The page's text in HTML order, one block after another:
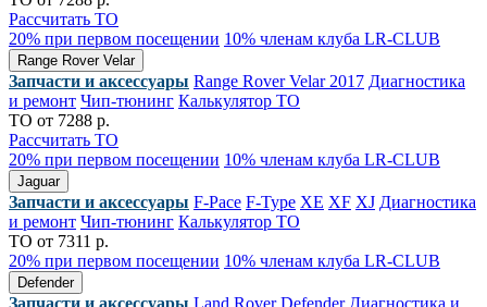
Рассчитать ТО
20% при первом посещении 10% членам клуба LR-CLUB
Range Rover Velar
Запчасти и аксессуары Range Rover Velar 2017 Диагностика
и ремонт Чип-тюнинг Калькулятор ТО
ТО от 7288 р.
Рассчитать ТО
20% при первом посещении 10% членам клуба LR-CLUB
Jaguar
Запчасти и аксессуары F-Pace F-Type XE XF XJ Диагностика
и ремонт Чип-тюнинг Калькулятор ТО
ТО от 7311 р.
20% при первом посещении 10% членам клуба LR-CLUB
Defender
Запчасти и аксессуары Land Rover Defender Диагностика и